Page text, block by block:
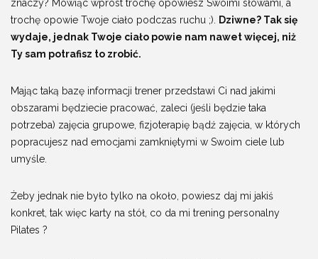
znaczy? Mówiąc wprost trochę opowiesz Swoimi słowami, a
trochę opowie Twoje ciało podczas ruchu ;).
Dziwne? Tak się
wydaje, jednak Twoje ciało powie nam nawet więcej, niż
Ty sam potrafisz to zrobić.
Mając taką bazę informacji trener przedstawi Ci nad jakimi
obszarami będziecie pracować, zaleci (jeśli będzie taka
potrzeba) zajęcia grupowe, fizjoterapię bądź zajęcia, w których
popracujesz nad emocjami zamkniętymi w Swoim ciele lub
umyśle.
Żeby jednak nie było tylko na około, powiesz daj mi jakiś
konkret, tak więc karty na stół, co da mi trening personalny
Pilates ?